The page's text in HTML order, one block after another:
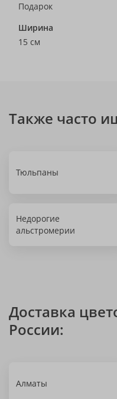
Подарок
Ширина
15 см
Также часто
Тюльпаны
Недорогие
альстромерии
Доставка
России:
Алматы